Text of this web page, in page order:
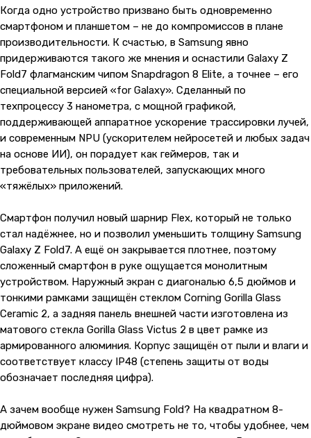
Когда одно устройство призвано быть одновременно
смартфоном и планшетом – не до компромиссов в плане
производительности. К счастью, в Samsung явно
придерживаются такого же мнения и оснастили Galaxy Z
Fold7 флагманским чипом Snapdragon 8 Elite, а точнее – его
специальной версией «for Galaxy». Сделанный по
техпроцессу 3 нанометра, с мощной графикой,
поддерживающей аппаратное ускорение трассировки лучей,
и современным NPU (ускорителем нейросетей и любых задач
на основе ИИ), он порадует как геймеров, так и
требовательных пользователей, запускающих много
«тяжёлых» приложений.
Смартфон получил новый шарнир Flex, который не только
стал надёжнее, но и позволил уменьшить толщину Samsung
Galaxy Z Fold7. А ещё он закрывается плотнее, поэтому
сложенный смартфон в руке ощущается монолитным
устройством. Наружный экран с диагональю 6,5 дюймов и
тонкими рамками защищён стеклом Corning Gorilla Glass
Ceramic 2, а задняя панель внешней части изготовлена из
матового стекла Gorilla Glass Victus 2 в цвет рамке из
армированного алюминия. Корпус защищён от пыли и влаги и
соответствует классу IP48 (степень защиты от воды
обозначает последняя цифра).
А зачем вообще нужен Samsung Fold? На квадратном 8-
дюймовом экране видео смотреть не то, чтобы удобнее, чем